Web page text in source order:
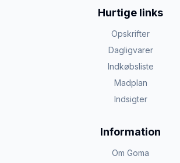
Hurtige links
Opskrifter
Dagligvarer
Indkøbsliste
Madplan
Indsigter
Information
Om Goma